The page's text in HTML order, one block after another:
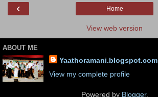
‹ Home
View web version
ABOUT ME
Yaathoramani.blogspot.com
View my complete profile
Powered by Blogger.